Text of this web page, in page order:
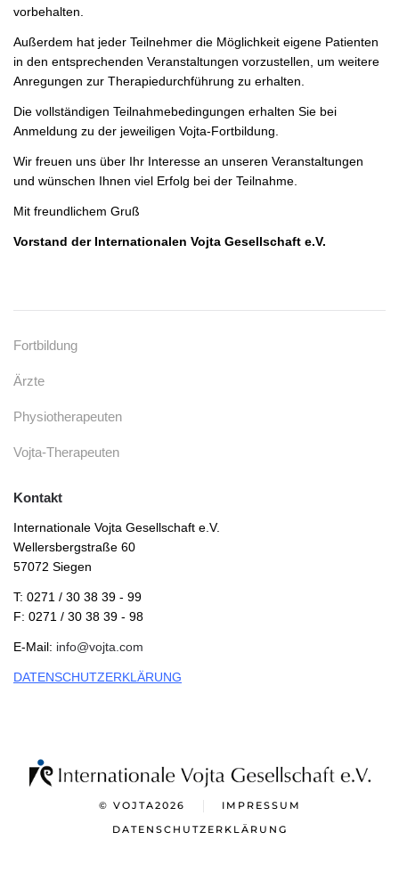
vorbehalten.
Außerdem hat jeder Teilnehmer die Möglichkeit eigene Patienten
in den entsprechenden Veranstaltungen vorzustellen, um weitere
Anregungen zur Therapiedurchführung zu erhalten.
Die vollständigen Teilnahmebedingungen erhalten Sie bei
Anmeldung zu der jeweiligen Vojta-Fortbildung.
Wir freuen uns über Ihr Interesse an unseren Veranstaltungen
und wünschen Ihnen viel Erfolg bei der Teilnahme.
Mit freundlichem Gruß
Vorstand der Internationalen Vojta Gesellschaft e.V.
Fortbildung
Ärzte
Physiotherapeuten
Vojta-Therapeuten
Kontakt
Internationale Vojta Gesellschaft e.V.
Wellersbergstraße 60
57072 Siegen
T: 0271 / 30 38 39 - 99
F: 0271 / 30 38 39 - 98
E-Mail: info@vojta.com
DATENSCHUTZERKLÄRUNG
© VOJTA2026
IMPRESSUM
DATENSCHUTZERKLÄRUNG